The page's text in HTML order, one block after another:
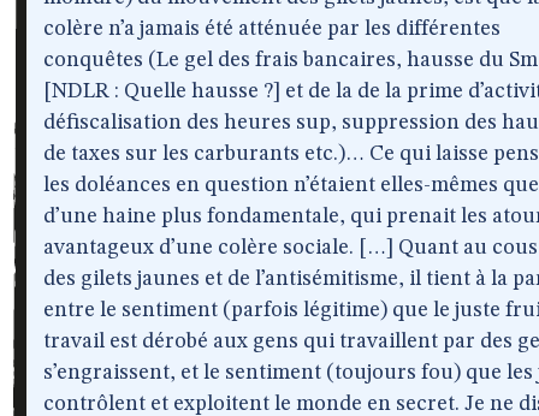
colère n’a jamais été atténuée par les différentes
conquêtes (Le gel des frais bancaires, hausse du
[NDLR : Quelle hausse ?] et de la de la prime
défiscalisation des heures sup, suppression des
de taxes sur les carburants etc.)… Ce qui laisse
les doléances en question n’étaient elles-mêmes
d’une haine plus fondamentale, qui prenait les
avantageux d’une colère sociale. […] Quant au
des gilets jaunes et de l’antisémitisme, il tient à la
entre le sentiment (parfois légitime) que le juste
travail est dérobé aux gens qui travaillent par des
s’engraissent, et le sentiment (toujours fou) que
contrôlent et exploitent le monde en secret. Je ne